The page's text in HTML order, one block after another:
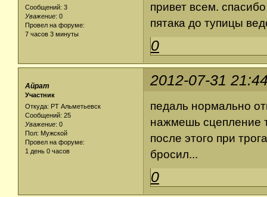
Сообщений: 3
Уважение: 0
Провел на форуме:
7 часов 3 минуты
привет всем.
пятака до тупицы
0
2012-07-31
Айрат
Участник
Откуда: РТ Альметьевск
Сообщений: 25
Уважение: 0
Пол: Мужской
Провел на форуме:
1 день 0 часов
педаль нормально
нажмешь сцепление
после этого при
бросил...
0